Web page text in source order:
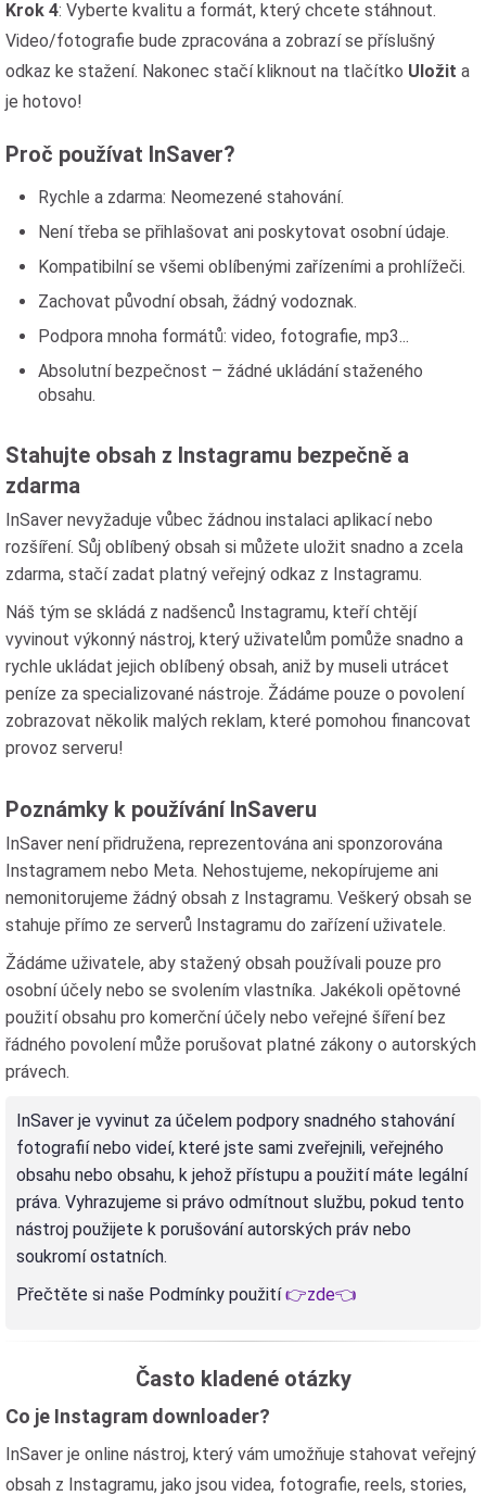
Krok 4: Vyberte kvalitu a formát, který chcete stáhnout.
Video/fotografie bude zpracována a zobrazí se příslušný
odkaz ke stažení. Nakonec stačí kliknout na tlačítko Uložit a
je hotovo!
Proč používat InSaver?
Rychle a zdarma: Neomezené stahování.
Není třeba se přihlašovat ani poskytovat osobní údaje.
Kompatibilní se všemi oblíbenými zařízeními a prohlížeči.
Zachovat původní obsah, žádný vodoznak.
Podpora mnoha formátů: video, fotografie, mp3...
Absolutní bezpečnost – žádné ukládání staženého
obsahu.
Stahujte obsah z Instagramu bezpečně a
zdarma
InSaver nevyžaduje vůbec žádnou instalaci aplikací nebo
rozšíření. Sůj oblíbený obsah si můžete uložit snadno a zcela
zdarma, stačí zadat platný veřejný odkaz z Instagramu.
Náš tým se skládá z nadšenců Instagramu, kteří chtějí
vyvinout výkonný nástroj, který uživatelům pomůže snadno a
rychle ukládat jejich oblíbený obsah, aniž by museli utrácet
peníze za specializované nástroje. Žádáme pouze o povolení
zobrazovat několik malých reklam, které pomohou financovat
provoz serveru!
Poznámky k používání InSaveru
InSaver není přidružena, reprezentována ani sponzorována
Instagramem nebo Meta. Nehostujeme, nekopírujeme ani
nemonitorujeme žádný obsah z Instagramu. Veškerý obsah se
stahuje přímo ze serverů Instagramu do zařízení uživatele.
Žádáme uživatele, aby stažený obsah používali pouze pro
osobní účely nebo se svolením vlastníka. Jakékoli opětovné
použití obsahu pro komerční účely nebo veřejné šíření bez
řádného povolení může porušovat platné zákony o autorských
právech.
InSaver je vyvinut za účelem podpory snadného stahování
fotografií nebo videí, které jste sami zveřejnili, veřejného
obsahu nebo obsahu, k jehož přístupu a použití máte legální
práva. Vyhrazujeme si právo odmítnout službu, pokud tento
nástroj použijete k porušování autorských práv nebo
soukromí ostatních.
Přečtěte si naše Podmínky použití👉zde👈
Často kladené otázky
Co je Instagram downloader?
InSaver je online nástroj, který vám umožňuje stahovat veřejný
obsah z Instagramu, jako jsou videa, fotografie, reels, stories,